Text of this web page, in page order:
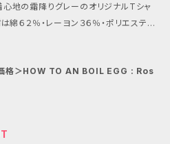
心地の霜降りグレーのオリジナルTシャ
っております。多少の個体差がございま
格＞HOW TO AN BOIL EGG : Ros